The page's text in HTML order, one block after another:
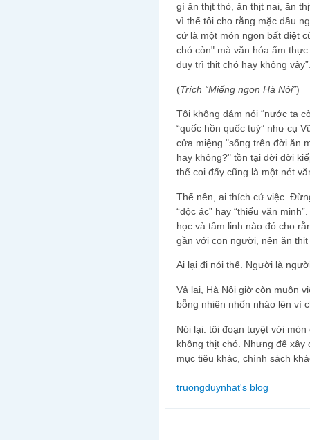
gì ăn thịt thỏ, ăn thịt nai, ăn
vì thế tôi cho rằng mặc dầu
cứ là một món ngon bất diệt
chó còn" mà văn hóa ẩm
duy trì thịt chó hay không
(Trích “Miếng ngon Hà Nội”)
Tôi không dám nói “nước ta
“quốc hồn quốc tuý” như cụ
cửa miệng "sống trên đời ăn
hay không?" tồn tại đời đời
thể coi đấy cũng là một nét
Thế nên, ai thích cứ việc.
“độc ác” hay “thiếu văn
học và tâm linh nào đó cho
gần với con người, nên ăn
Ai lại đi nói thế. Người là
Vả lại, Hà Nội giờ còn muôn
bỗng nhiên nhốn nháo lên vì
Nói lại: tôi đoạn tuyệt với
không thịt chó. Nhưng để
mục tiêu khác, chính sách
truongduynhat's blog